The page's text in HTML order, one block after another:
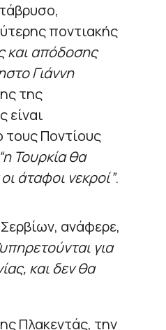
ποντιακής
και απόδοσης
Γιάννη
της
είναι
Ποντίους
“η Τουρκία θα
άταφοι νεκροί”.
ανάφερε,
για
και δεν θα
Πλακεντάς, την